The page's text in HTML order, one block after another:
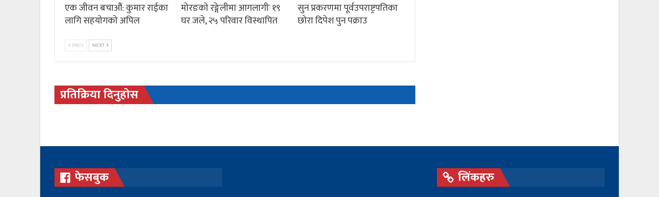
एक जीवन बचाऔं: कुमार राईका
लागि सहयोगको अपिल
मोरङको रङ्गेलीमा आगलागीः १९
घर जले, २५ परिवार विस्थापित
सुन प्रकरणमा पूर्वउपराष्ट्रपतिका
छोरा दिपेश पुन पक्राउ
PREV NEXT
प्रतिक्रिया दिनुहोस
फेसबुक लिंकहरु